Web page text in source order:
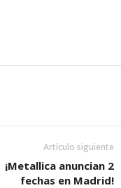
Artículo siguiente
¡Metallica anuncian 2
fechas en Madrid!